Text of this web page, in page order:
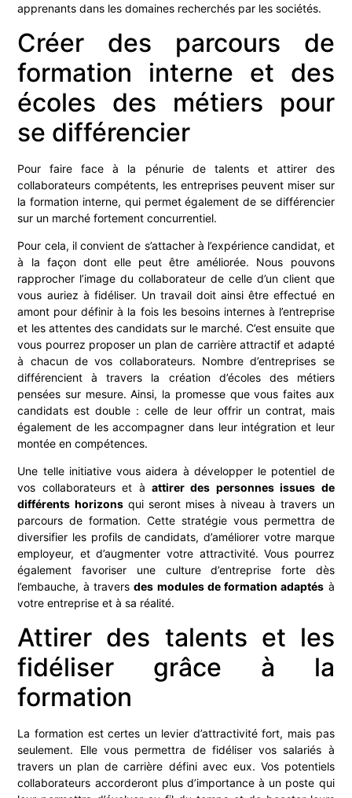
apprenants dans les domaines recherchés par les sociétés.
Créer des parcours de
formation interne et des
écoles des métiers pour
se différencier
Pour faire face à la pénurie de talents et attirer des
collaborateurs compétents, les entreprises peuvent miser sur
la formation interne, qui permet également de se différencier
sur un marché fortement concurrentiel.
Pour cela, il convient de s’attacher à l’expérience candidat, et
à la façon dont elle peut être améliorée. Nous pouvons
rapprocher l’image du collaborateur de celle d’un client que
vous auriez à fidéliser. Un travail doit ainsi être effectué en
amont pour définir à la fois les besoins internes à l’entreprise
et les attentes des candidats sur le marché. C’est ensuite que
vous pourrez proposer un plan de carrière attractif et adapté
à chacun de vos collaborateurs. Nombre d’entreprises se
différencient à travers la création d’écoles des métiers
pensées sur mesure. Ainsi, la promesse que vous faites aux
candidats est double : celle de leur offrir un contrat, mais
également de les accompagner dans leur intégration et leur
montée en compétences.
Une telle initiative vous aidera à développer le potentiel de
vos collaborateurs et à attirer des personnes issues de
différents horizonsqui seront mises à niveau à travers un
parcours de formation. Cette stratégie vous permettra de
diversifier les profils de candidats, d’améliorer votre marque
employeur, et d’augmenter votre attractivité. Vous pourrez
également favoriser une culture d’entreprise forte dès
l’embauche, à traversdes modules de formation adaptés à
votre entreprise et à sa réalité.
Attirer des talents et les
fidéliser grâce à la
formation
La formation est certes un levier d’attractivité fort, mais pas
seulement. Elle vous permettra de fidéliser vos salariés à
travers un plan de carrière défini avec eux. Vos potentiels
collaborateurs accorderont plus d’importance à un poste qui